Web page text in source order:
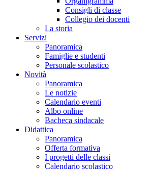
Consigli di classe
Collegio dei docenti
La storia
Servizi
Panoramica
Famiglie e studenti
Personale scolastico
Novità
Panoramica
Le notizie
Calendario eventi
Albo online
Bacheca sindacale
Didattica
Panoramica
Offerta formativa
I progetti delle classi
Calendario scolastico